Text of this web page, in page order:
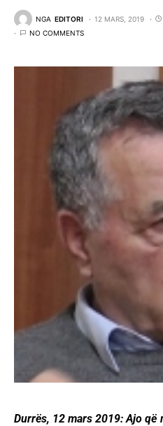
NGA EDITORI 12 MARS, 2019
NO COMMENTS
Durrës, 12 mars 2019: Ajo që